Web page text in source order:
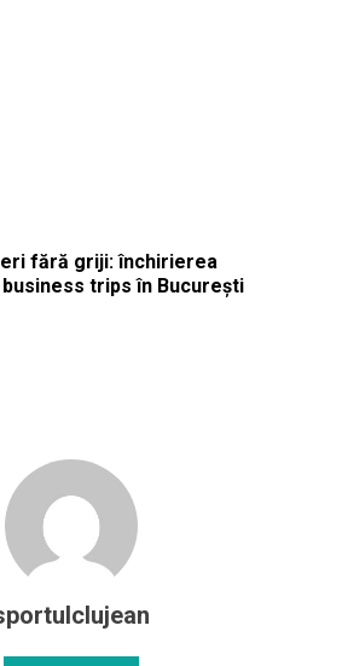
fără griji: închirierea
trips în București